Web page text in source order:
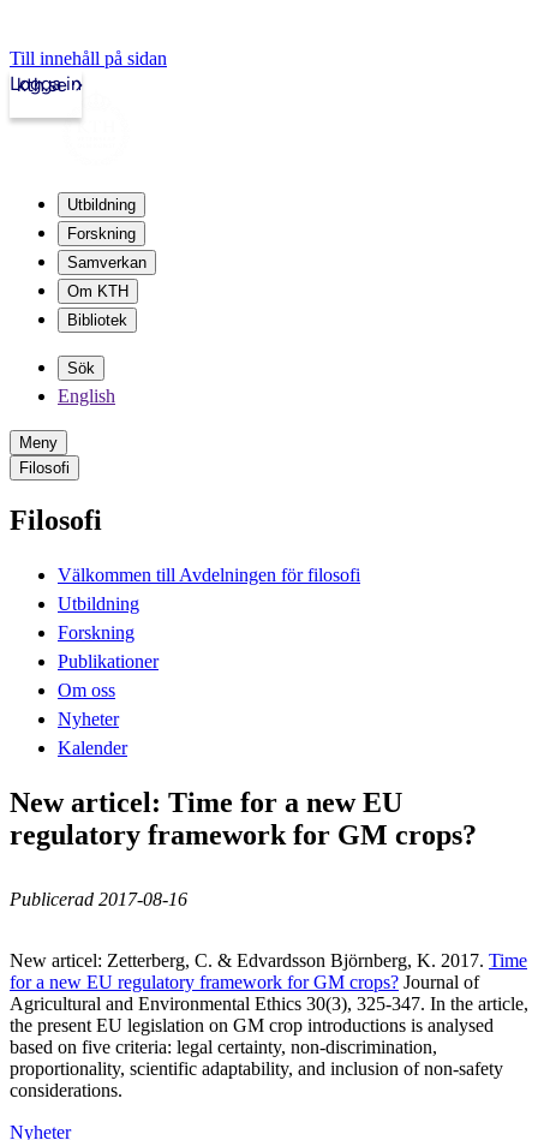
Till innehåll på sidan
kth.se
Logga in
Utbildning
Forskning
Samverkan
Om KTH
Bibliotek
Sök
English
Meny
Filosofi
Filosofi
Välkommen till Avdelningen för filosofi
Utbildning
Forskning
Publikationer
Om oss
Nyheter
Kalender
New articel: Time for a new EU
regulatory framework for GM crops?
Publicerad 2017-08-16
New articel: Zetterberg, C. & Edvardsson Björnberg, K. 2017. Time
for a new EU regulatory framework for GM crops? Journal of
Agricultural and Environmental Ethics 30(3), 325-347. In the article,
the present EU legislation on GM crop introductions is analysed
based on five criteria: legal certainty, non-discrimination,
proportionality, scientific adaptability, and inclusion of non-safety
considerations.
Nyheter